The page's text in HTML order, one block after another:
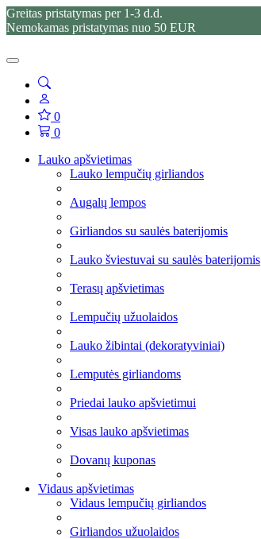
Greitas pristatymas per 1-3 d.d.
Nemokamas pristatymas nuo 50 EUR
0
0
Lauko apšvietimas
Lauko lempučių girliandos
Augalų lempos
Girliandos su saulės baterijomis
Lauko šviestuvai su saulės baterijomis
Terasų apšvietimas
Lempučių užuolaidos
Lauko žibintai (dekoratyviniai)
Lemputės girliandoms
Priedai lauko apšvietimui
Visas lauko apšvietimas
Dovanų kuponas
Vidaus apšvietimas
Vidaus lempučių girliandos
Girliandos užuolaidos